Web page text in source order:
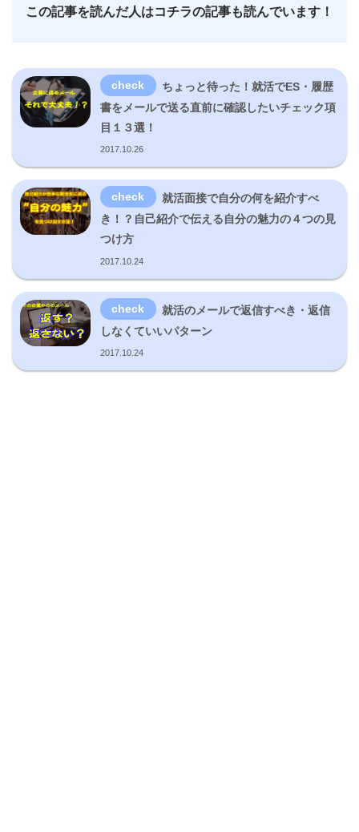
この記事を読んだ人はコチラの記事も読んでいます！
ちょっと待った！就活でES・履歴
書をメールで送る直前に確認したいチェック項
目１３選！
2017.10.26
就活面接で自分の何を紹介すべ
き！？自己紹介で伝える自分の魅力の４つの見
つけ方
2017.10.24
就活のメールで返信すべき・返信
しなくていいパターン
2017.10.24